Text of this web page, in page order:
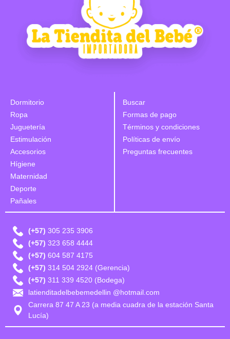
Dormitorio
Ropa
Juguetería
Estimulación
Accesorios
Hígiene
Maternidad
Deporte
Pañales
Buscar
Formas de pago
Términos y condiciones
Políticas de envío
Preguntas frecuentes
(+57) 305 235 3906
(+57) 323 658 4444
(+57) 604 587 4175
(+57) 314 504 2924 (Gerencia)
(+57) 311 339 4520 (Bodega)
latienditadelbebemedellin @hotmail.com
Carrera 87 47 A 23 (a media cuadra de la estación Santa
Lucía)